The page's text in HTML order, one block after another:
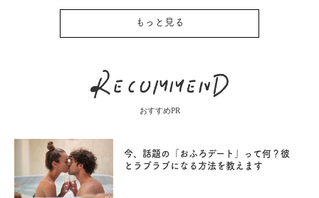
もっと見る
おすすめPR
今、話題の「おふろデート」って何？彼
とラブラブになる方法を教えます